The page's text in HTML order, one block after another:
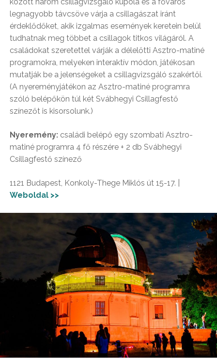
legnagyobb távcsöve várja a csillagászat iránt
érdeklődőket, akik izgalmas események keretein belül
tudhatnak meg többet a csillagok titkos világáról. A
családokat szeretettel várják a délelőtti Asztro-matiné
programokra, melyeken interaktív módon, játékosan
mutatják be a jelenségeket a csillagvizsgáló szakértői.
(A nyereményjátékon az Asztro-matiné programra
szóló belépőkön túl két Svábhegyi Csillagfestő
színezőt is kisorsolunk.)
Nyeremény: családi belépő egy szombati Asztro-
matiné programra 4 fő részére + 2 db Svábhegyi
Csillagfestő színező
1121 Budapest, Konkoly-Thege Miklós út 15-17. |
Weboldal >>